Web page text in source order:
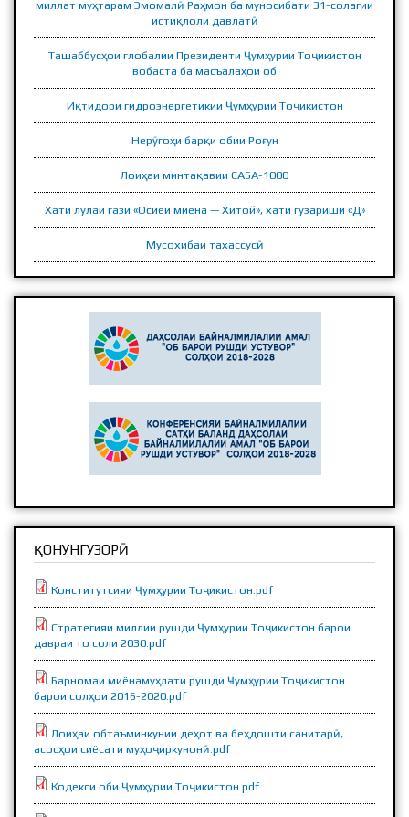
ПРЕЗИДЕНТИ ҶУМҲУРИИ ТОҶИКИСТОН
миллат муҳтарам Эмомалӣ Раҳмон ба муносибати 31-солагии
истиқлоли давлатӣ
Ташаббусҳои глобалии Президенти Ҷумҳурии Тоҷикистон
вобаста ба масъалаҳои об
Иқтидори гидроэнергетикии Ҷумҳурии Тоҷикистон
Нерӯгоҳи барқи обии Роғун
Лоиҳаи минтақавии CASA-1000
Хати лулаи гази «Осиёи миёна — Хитой», хати гузариши «Д»
Мусохибаи тахассусӣ
ҚОНУНГУЗОРӢ
Конститутсияи Ҷумҳурии Тоҷикистон.pdf
Стратегияи миллии рушди Ҷумҳурии Тоҷикистон барои
давраи то соли 2030.pdf
Барномаи миёнамуҳлати рушди Ҹумҳурии Тоҷикистон
барои солҳои 2016-2020.pdf
Лоиҳаи обтаъминкунии деҳот ва беҳдошти санитарӣ,
асосҳои сиёсати муҳоҷиркунонӣ.pdf
Кодекси оби Ҷумҳурии Тоҷикистон.pdf